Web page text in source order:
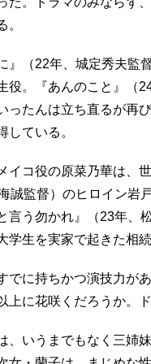
。
』（22年、城定秀夫監
役。『あんのこと』（
ったんは立ち直るが再
している。
イコ役の原菜乃華は、
誠監督）のヒロイン
言う勿かれ』（23年
学生を実家で起きた相
でに持ちかつ演技力が
上に花咲くだろうか。
、いうまでもなく三姉